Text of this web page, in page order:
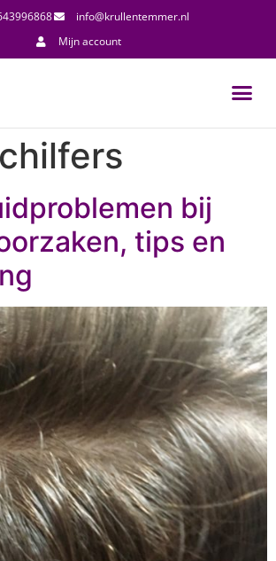
info@krullentemmer.nl
Mijn account
bij
tips en